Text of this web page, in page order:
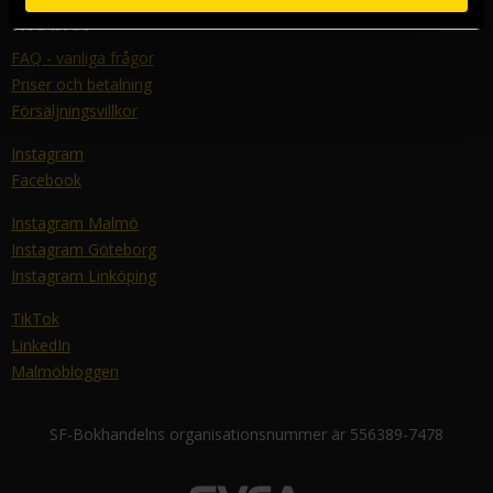
medier
FAQ - vanliga frågor
Priser och betalning
Försäljningsvillkor
Instagram
Facebook
Instagram Malmö
Instagram Göteborg
Instagram Linköping
TikTok
LinkedIn
Malmöbloggen
SF-Bokhandelns organisationsnummer är 556389-7478